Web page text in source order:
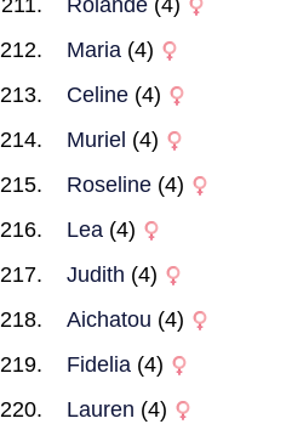
Rolande (4)
Maria (4)
Celine (4)
Muriel (4)
Roseline (4)
Lea (4)
Judith (4)
Aichatou (4)
Fidelia (4)
Lauren (4)